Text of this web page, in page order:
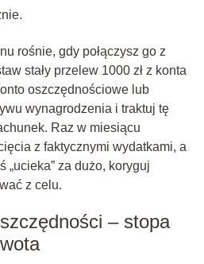
rośnie, gdy połączysz go z
stały przelew 1000 zł z konta
oszczędnościowe lub
wynagrodzenia i traktuj tę
Raz w miesiącu
z faktycznymi wydatkami, a
„ucieka” za dużo, koryguj
z celu.
– stopa